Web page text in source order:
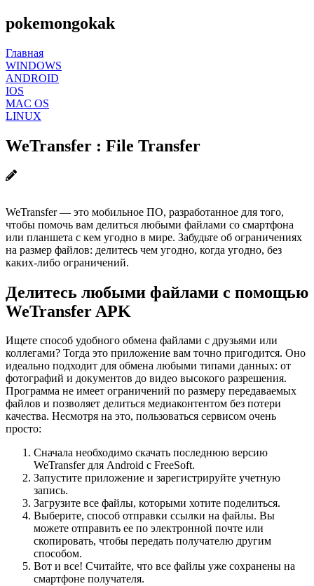
pokemongokak
Главная
WINDOWS
ANDROID
IOS
MAC OS
LINUX
WeTransfer : File Transfer
WeTransfer — это мобильное ПО, разработанное для того,
чтобы помочь вам делиться любыми файлами со смартфона
или планшета с кем угодно в мире. Забудьте об ограничениях
на размер файлов: делитесь чем угодно, когда угодно, без
каких-либо ограничений.
Делитесь любыми файлами с помощью
WeTransfer APK
Ищете способ удобного обмена файлами с друзьями или
коллегами? Тогда это приложение вам точно пригодится. Оно
идеально подходит для обмена любыми типами данных: от
фотографий и документов до видео высокого разрешения.
Программа не имеет ограничений по размеру передаваемых
файлов и позволяет делиться медиаконтентом без потери
качества. Несмотря на это, пользоваться сервисом очень
просто:
Сначала необходимо скачать последнюю версию
WeTransfer для Android с FreeSoft.
Запустите приложение и зарегистрируйте учетную
запись.
Загрузите все файлы, которыми хотите поделиться.
Выберите, способ отправки ссылки на файлы. Вы
можете отправить ее по электронной почте или
скопировать, чтобы передать получателю другим
способом.
Вот и все! Считайте, что все файлы уже сохранены на
смартфоне получателя.